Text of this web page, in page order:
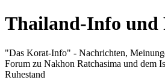
Thailand-Info und
"Das Korat-Info" - Nachrichten,
Forum zu Nakhon Ratchasima und dem
Ruhestand